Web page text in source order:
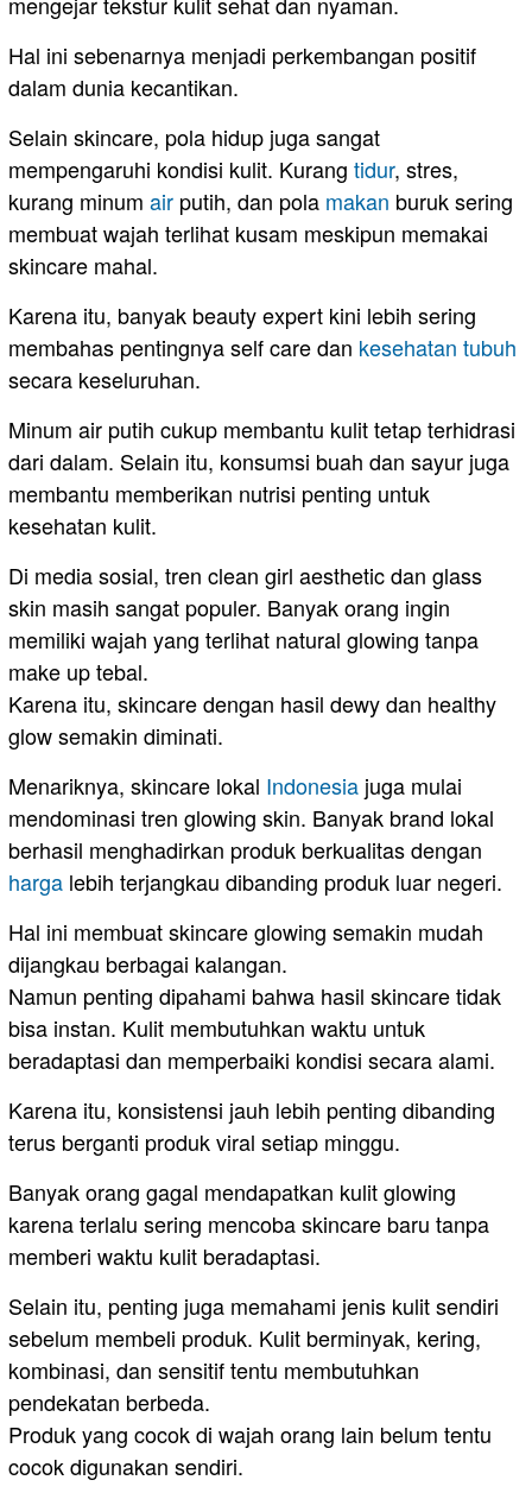
Hal ini sebenarnya menjadi perkembangan positif
dalam dunia kecantikan.
Selain skincare, pola hidup juga sangat
mempengaruhi kondisi kulit. Kurang tidur, stres,
kurang minum air putih, dan pola makan buruk sering
membuat wajah terlihat kusam meskipun memakai
skincare mahal.
Karena itu, banyak beauty expert kini lebih sering
membahas pentingnya self care dan kesehatan tubuh
secara keseluruhan.
Minum air putih cukup membantu kulit tetap terhidrasi
dari dalam. Selain itu, konsumsi buah dan sayur juga
membantu memberikan nutrisi penting untuk
kesehatan kulit.
Di media sosial, tren clean girl aesthetic dan glass
skin masih sangat populer. Banyak orang ingin
memiliki wajah yang terlihat natural glowing tanpa
make up tebal.
Karena itu, skincare dengan hasil dewy dan healthy
glow semakin diminati.
Menariknya, skincare lokal Indonesia juga mulai
mendominasi tren glowing skin. Banyak brand lokal
berhasil menghadirkan produk berkualitas dengan
harga lebih terjangkau dibanding produk luar negeri.
Hal ini membuat skincare glowing semakin mudah
dijangkau berbagai kalangan.
Namun penting dipahami bahwa hasil skincare tidak
bisa instan. Kulit membutuhkan waktu untuk
beradaptasi dan memperbaiki kondisi secara alami.
Karena itu, konsistensi jauh lebih penting dibanding
terus berganti produk viral setiap minggu.
Banyak orang gagal mendapatkan kulit glowing
karena terlalu sering mencoba skincare baru tanpa
memberi waktu kulit beradaptasi.
Selain itu, penting juga memahami jenis kulit sendiri
sebelum membeli produk. Kulit berminyak, kering,
kombinasi, dan sensitif tentu membutuhkan
pendekatan berbeda.
Produk yang cocok di wajah orang lain belum tentu
cocok digunakan sendiri.